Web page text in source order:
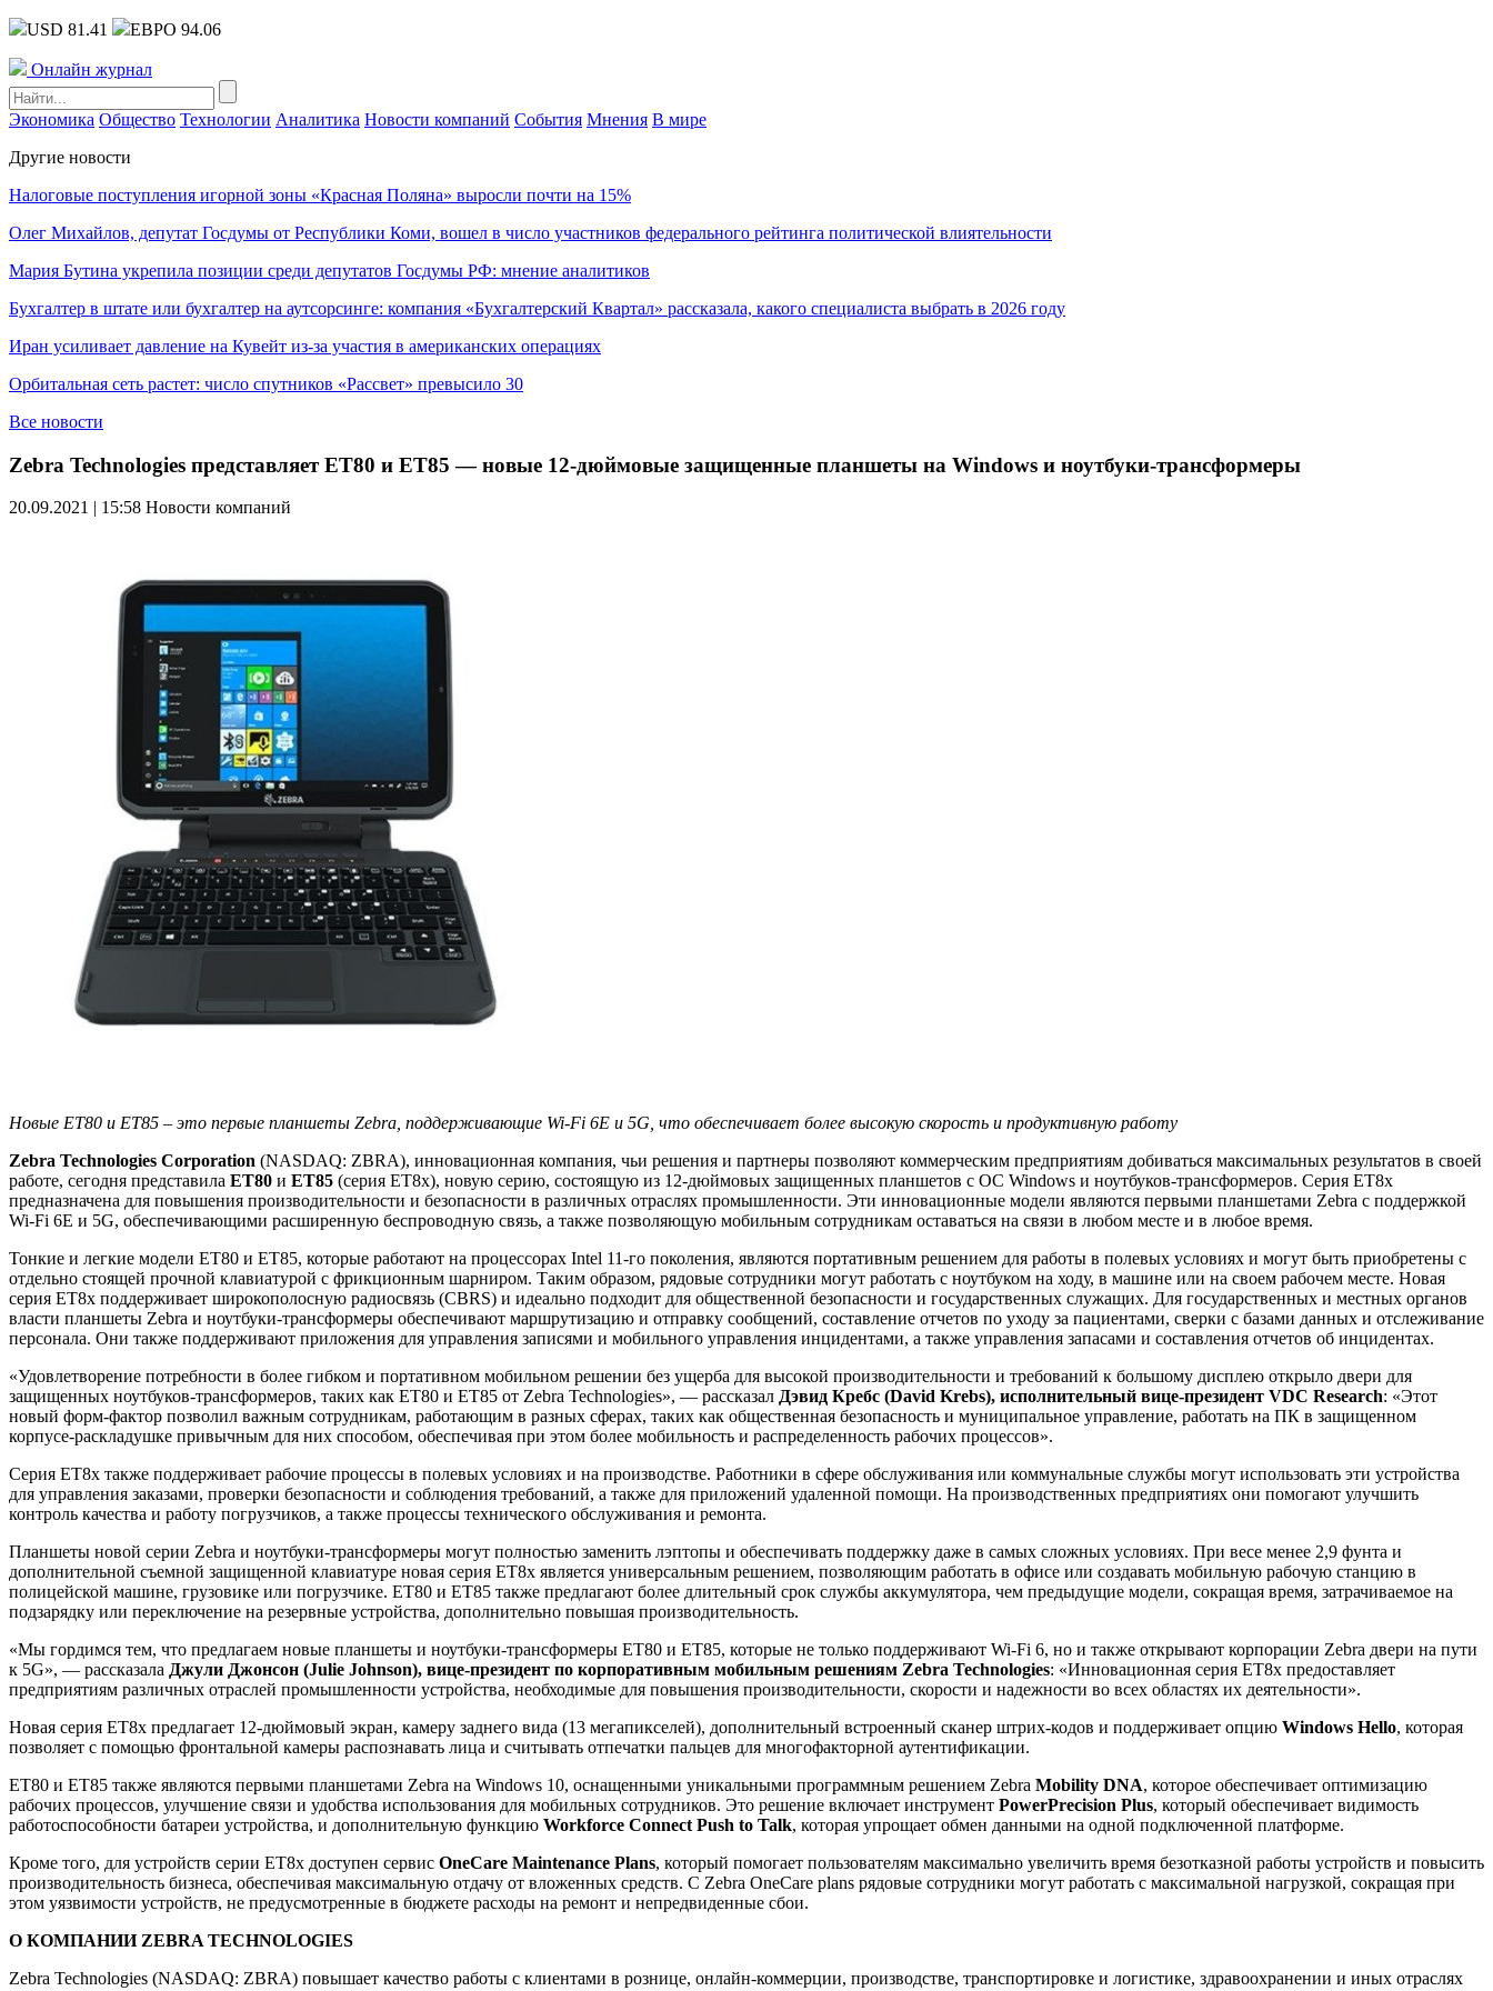
USD 81.41 ЕВРО 94.06
Онлайн журнал
Экономика Общество Технологии Аналитика Новости компаний События Мнения В мире
Другие новости
Налоговые поступления игорной зоны «Красная Поляна» выросли почти на 15%
Олег Михайлов, депутат Госдумы от Республики Коми, вошел в число участников федерального рейтинга политической влиятельности
Мария Бутина укрепила позиции среди депутатов Госдумы РФ: мнение аналитиков
Бухгалтер в штате или бухгалтер на аутсорсинге: компания «Бухгалтерский Квартал» рассказала, какого специалиста выбрать в 2026 году
Иран усиливает давление на Кувейт из-за участия в американских операциях
Орбитальная сеть растет: число спутников «Рассвет» превысило 30
Все новости
Zebra Technologies представляет ET80 и ET85 — новые 12-дюймовые защищенные планшеты на Windows и ноутбуки-трансформеры
20.09.2021 | 15:58 Новости компаний
Новые ET80 и ET85 – это первые планшеты Zebra, поддерживающие Wi-Fi 6E и 5G, что обеспечивает более высокую скорость и продуктивную работу
Zebra Technologies Corporation (NASDAQ: ZBRA), инновационная компания, чьи решения и партнеры позволяют коммерческим предприятиям добиваться максимальных результатов в своей
работе, сегодня представила ET80 и ET85 (серия ET8x), новую серию, состоящую из 12-дюймовых защищенных планшетов с ОС Windows и ноутбуков-трансформеров. Серия ET8x
предназначена для повышения производительности и безопасности в различных отраслях промышленности. Эти инновационные модели являются первыми планшетами Zebra с поддержкой
Wi-Fi 6E и 5G, обеспечивающими расширенную беспроводную связь, а также позволяющую мобильным сотрудникам оставаться на связи в любом месте и в любое время.
Тонкие и легкие модели ET80 и ET85, которые работают на процессорах Intel 11-го поколения, являются портативным решением для работы в полевых условиях и могут быть приобретены с
отдельно стоящей прочной клавиатурой с фрикционным шарниром. Таким образом, рядовые сотрудники могут работать с ноутбуком на ходу, в машине или на своем рабочем месте. Новая
серия ET8x поддерживает широкополосную радиосвязь (CBRS) и идеально подходит для общественной безопасности и государственных служащих. Для государственных и местных органов
власти планшеты Zebra и ноутбуки-трансформеры обеспечивают маршрутизацию и отправку сообщений, составление отчетов по уходу за пациентами, сверки с базами данных и отслеживание
персонала. Они также поддерживают приложения для управления записями и мобильного управления инцидентами, а также управления запасами и составления отчетов об инцидентах.
«Удовлетворение потребности в более гибком и портативном мобильном решении без ущерба для высокой производительности и требований к большому дисплею открыло двери для
защищенных ноутбуков-трансформеров, таких как ET80 и ET85 от Zebra Technologies», — рассказал Дэвид Кребс (David Krebs), исполнительный вице-президент VDC Research: «Этот
новый форм-фактор позволил важным сотрудникам, работающим в разных сферах, таких как общественная безопасность и муниципальное управление, работать на ПК в защищенном
корпусе-раскладушке привычным для них способом, обеспечивая при этом более мобильность и распределенность рабочих процессов».
Серия ET8x также поддерживает рабочие процессы в полевых условиях и на производстве. Работники в сфере обслуживания или коммунальные службы могут использовать эти устройства
для управления заказами, проверки безопасности и соблюдения требований, а также для приложений удаленной помощи. На производственных предприятиях они помогают улучшить
контроль качества и работу погрузчиков, а также процессы технического обслуживания и ремонта.
Планшеты новой серии Zebra и ноутбуки-трансформеры могут полностью заменить лэптопы и обеспечивать поддержку даже в самых сложных условиях. При весе менее 2,9 фунта и
дополнительной съемной защищенной клавиатуре новая серия ET8x является универсальным решением, позволяющим работать в офисе или создавать мобильную рабочую станцию в
полицейской машине, грузовике или погрузчике. ET80 и ET85 также предлагают более длительный срок службы аккумулятора, чем предыдущие модели, сокращая время, затрачиваемое на
подзарядку или переключение на резервные устройства, дополнительно повышая производительность.
«Мы гордимся тем, что предлагаем новые планшеты и ноутбуки-трансформеры ET80 и ET85, которые не только поддерживают Wi-Fi 6, но и также открывают корпорации Zebra двери на пути
к 5G», — рассказала Джули Джонсон (Julie Johnson), вице-президент по корпоративным мобильным решениям Zebra Technologies: «Инновационная серия ET8x предоставляет
предприятиям различных отраслей промышленности устройства, необходимые для повышения производительности, скорости и надежности во всех областях их деятельности».
Новая серия ET8x предлагает 12-дюймовый экран, камеру заднего вида (13 мегапикселей), дополнительный встроенный сканер штрих-кодов и поддерживает опцию Windows Hello, которая
позволяет с помощью фронтальной камеры распознавать лица и считывать отпечатки пальцев для многофакторной аутентификации.
ET80 и ET85 также являются первыми планшетами Zebra на Windows 10, оснащенными уникальными программным решением Zebra Mobility DNA, которое обеспечивает оптимизацию
рабочих процессов, улучшение связи и удобства использования для мобильных сотрудников. Это решение включает инструмент PowerPrecision Plus, который обеспечивает видимость
работоспособности батареи устройства, и дополнительную функцию Workforce Connect Push to Talk, которая упрощает обмен данными на одной подключенной платформе.
Кроме того, для устройств серии ET8x доступен сервис OneCare Maintenance Plans, который помогает пользователям максимально увеличить время безотказной работы устройств и повысить
производительность бизнеса, обеспечивая максимальную отдачу от вложенных средств. С Zebra OneCare plans рядовые сотрудники могут работать с максимальной нагрузкой, сокращая при
этом уязвимости устройств, не предусмотренные в бюджете расходы на ремонт и непредвиденные сбои.
О КОМПАНИИ ZEBRA TECHNOLOGIES
Zebra Technologies (NASDAQ: ZBRA) повышает качество работы с клиентами в рознице, онлайн-коммерции, производстве, транспортировке и логистике, здравоохранении и иных отраслях